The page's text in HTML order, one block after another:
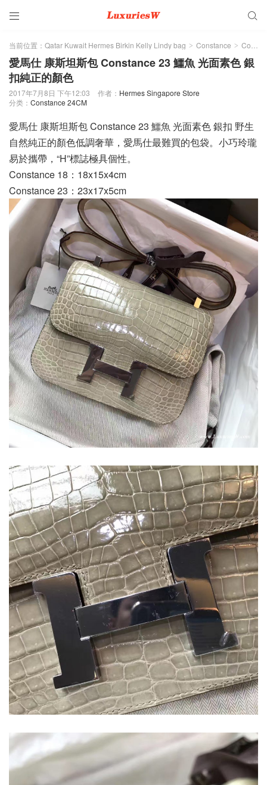
 
当前位置： Qatar Kuwait Hermes Birkin Kelly Lindy bag > Constance > Constance 24CM
愛馬仕 康斯坦斯包 Constance 23 鱷魚 光面素色 銀
扣純正的顏色
2017年7月8日 下午12:03 作者： Hermes Singapore Store
分类： Constance 24CM
愛馬仕 康斯坦斯包 Constance 23 鱷魚 光面素色 銀扣 野生
自然純正的顏色低調奢華，愛馬仕最難買的包袋。小巧玲瓏
易於攜帶，“H”標誌極具個性。
Constance 18：18x15x4cm
Constance 23：23x17x5cm